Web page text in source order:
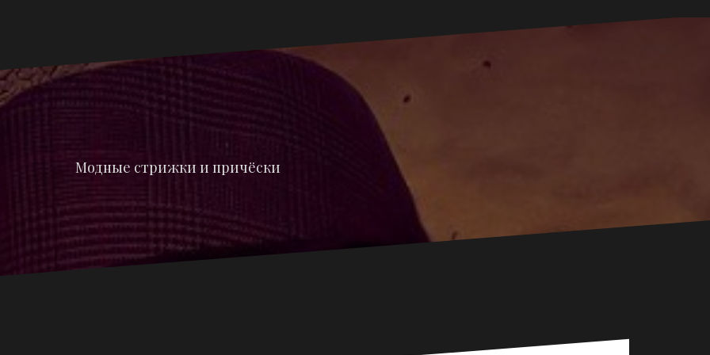
Модные стрижки и причёски